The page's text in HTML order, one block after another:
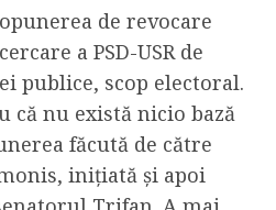
de revocare
a PSD-USR de
publice, scop electoral.
că nu există nicio bază
făcută de către
inițiată și apoi